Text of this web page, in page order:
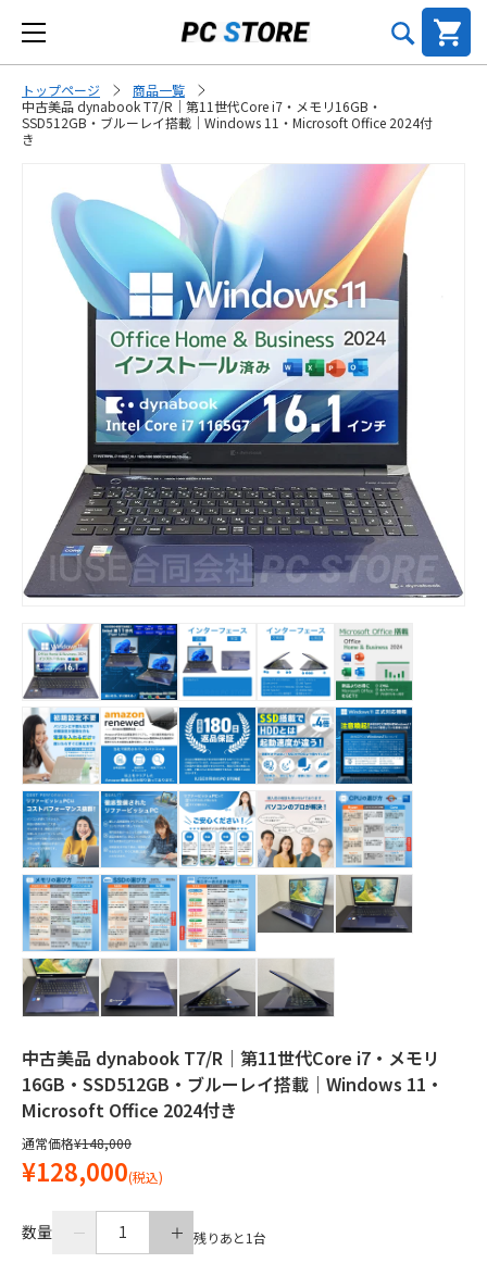
トップページ
商品一覧
中古美品 dynabook T7/R｜第11世代Core i7・メモリ16GB・
SSD512GB・ブルーレイ搭載｜Windows 11・Microsoft Office 2024付
き
中古美品 dynabook T7/R｜第11世代Core i7・メモリ
16GB・SSD512GB・ブルーレイ搭載｜Windows 11・
Microsoft Office 2024付き
通常価格¥148,000
¥128,000(税込)
数量 1 残りあと1台